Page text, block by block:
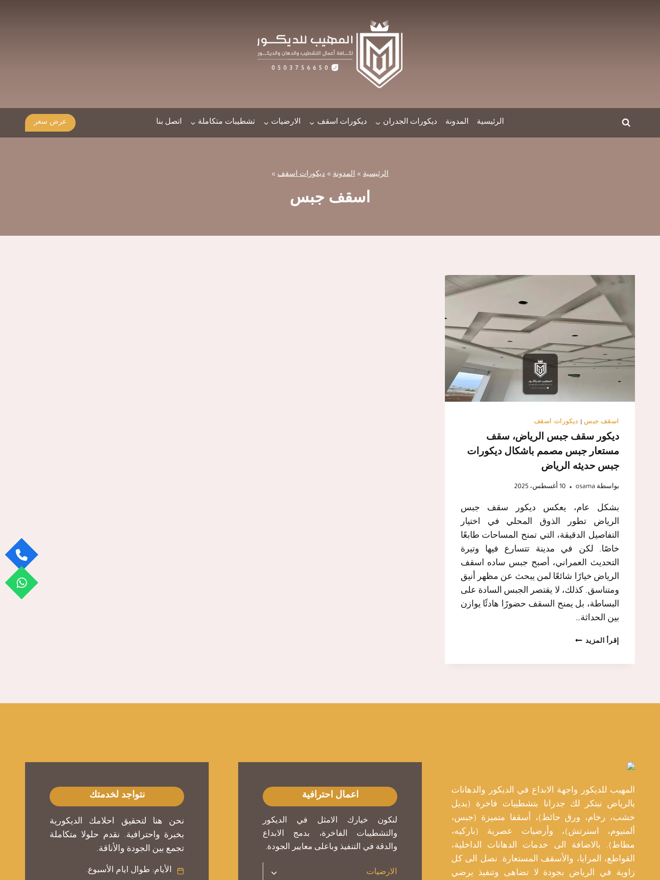
الرئيسية المدونة ديكورات الجدران ديكورات اسقف الارضيات تشطيبات متكاملة اتصل بنا عرض سعر
الرئيسية » المدونة » ديكورات اسقف »
اسقف جبس
اسقف جبس ديكورات اسقف
ديكور سقف جبس الرياض، سقف
مستعار جبس مصمم باشكال ديكورات
جبس حديثه الرياض
بواسطة osama 10 أغسطس، 2025
بشكل عام، يعكس ديكور سقف جبس
الرياض تطور الذوق المحلي في اختيار
التفاصيل الدقيقة، التي تمنح المساحات طابعًا
خاصًا. لكن في مدينة تتسارع فيها وتيرة
التحديث العمراني، أصبح جبس ساده اسقف
الرياض خيارًا شائعًا لمن يبحث عن مظهر أنيق
ومتناسق. كذلك، لا يقتصر الجبس السادة على
البساطة، بل يمنح السقف حضورًا هادئًا يوازن
بين الحداثة…
إقرأ المزيد ديكور
المهيب للديكور واجهة الابداع في الديكور والدهانات
بالرياض نبتكر لك جدرانا بتشطيبات فاخرة (بديل
خشب، رخام، ورق حائط)، أسقفا متميزة (جبس،
ألمنيوم، استرتش)، وأرضيات عصرية (باركيه،
مطاط). بالاضافة الى خدمات الدهانات الداخلية،
القواطع، المرايا، والأسقف المستعارة. نصل الى كل
زاوية في الرياض بجودة لا تضاهى وتنفيذ يرضي
اعمال احترافية
لنكون خيارك الامثل في الديكور
والتشطيبات الفاخرة، بدمج الابداع
والدقة في التنفيذ وباعلى معايير الجودة.
الارضيات
تبديل
نتواجد لخدمتك
نحن هنا لتحقيق احلامك الديكورية
بخبرة واحترافية. نقدم حلولا متكاملة
تجمع بين الجودة والأناقة.
الأيام: طوال ايام الأسبوع.